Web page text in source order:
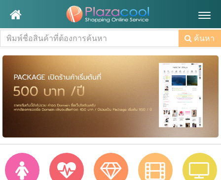
ค้นหา